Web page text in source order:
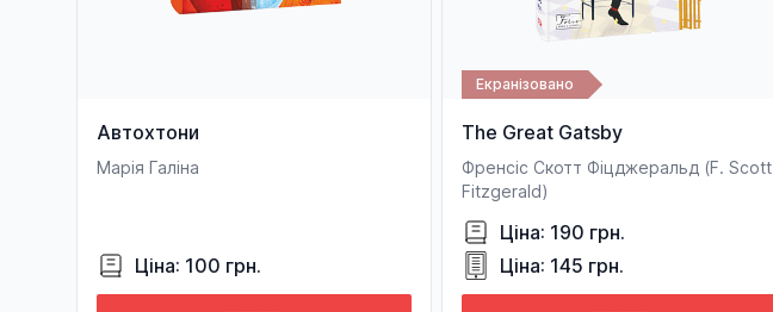
Автохтони
Марія Галіна
Ціна: 100 грн.
Екранізовано
The Great Gatsby
Френсіс Скотт Фіцджеральд (F. Sсott
Fitzgerald)
Ціна: 190 грн.
Ціна: 145 грн.